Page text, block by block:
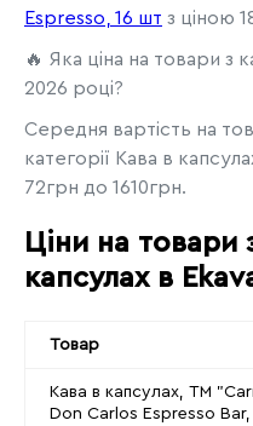
Espresso, 16 шт з ціною
🔥 Яка ціна на товари з
2026 році?
Середня вартість на
категорії Кава в
72грн до 1610грн.
Ціни на товари
капсулах в
Товар
Кава в капсулах, ТМ
Don Carlos Espresso